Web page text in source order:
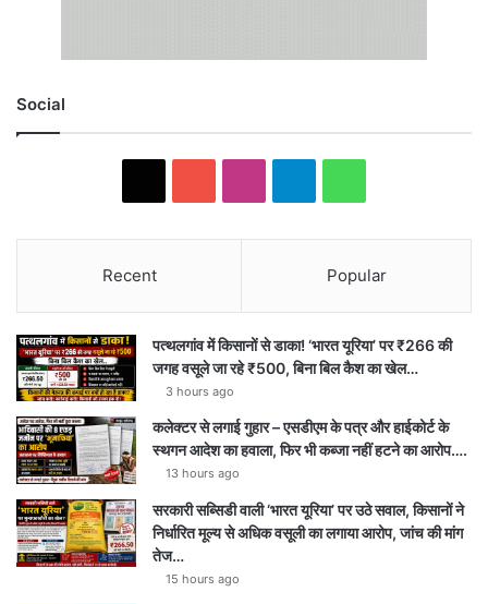
Social
T
u
b
e
t
a
r
m
e
g
a
a
t
s
p
Recent Popular
पत्थलगांव में किसानों से डाका! ‘भारत यूरिया’ पर ₹266 की
जगह वसूले जा रहे ₹500, बिना बिल कैश का खेल…
3 hours ago
कलेक्टर से लगाई गुहार – एसडीएम के पत्र और हाईकोर्ट के
स्थगन आदेश का हवाला, फिर भी कब्जा नहीं हटने का आरोप….
13 hours ago
सरकारी सब्सिडी वाली ‘भारत यूरिया’ पर उठे सवाल, किसानों ने
निर्धारित मूल्य से अधिक वसूली का लगाया आरोप, जांच की मांग
तेज…
15 hours ago